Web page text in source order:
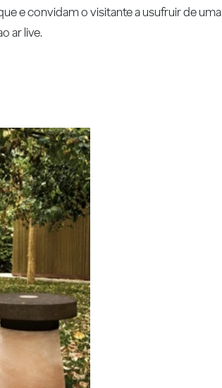
e convidam o visitante a usufruir de uma
ar live.